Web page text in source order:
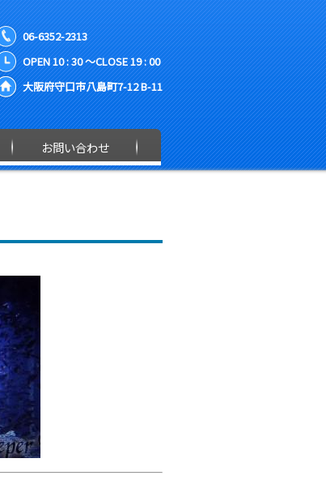
06-6352-2313
OPEN 10 : 30 ～CLOSE 19 : 00
大阪府守口市八島町7-12 B-11
お問い合わせ